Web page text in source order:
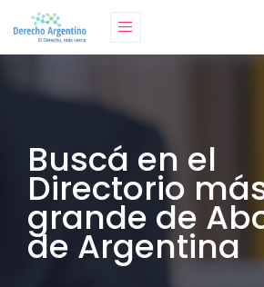
Buscá en el
Directorio
grande de
de Argentina